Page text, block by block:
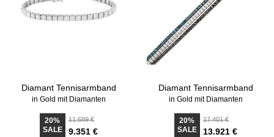
Diamant Tennisarmband
in Gold mit Diamanten
20%
SALE
11.689 €
9.351 €
Diamant Tennisarmband
in Gold mit Diamanten
20%
SALE
17.401 €
13.921 €